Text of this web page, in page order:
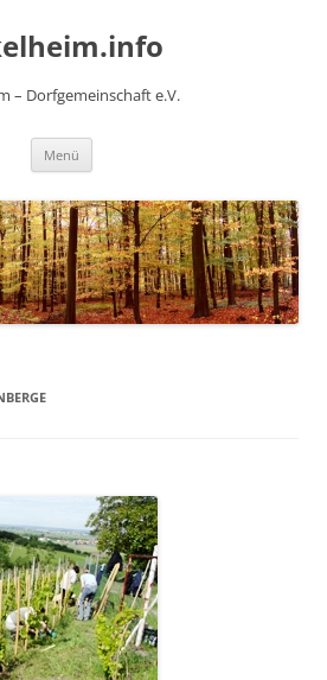
– Dorfgemeinschaft e.V.
Menü